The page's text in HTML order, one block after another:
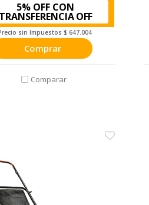
5% OFF CON
sin Impuestos $ 647.004
Comprar